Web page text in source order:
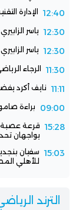
12:40 الإدارة
12:30 ياسر
12:30 ياسر
11:30 الرجاء
11:11 نايف أكرد
09:00 براءة
15:28 قرعة عصبة
يواجهان
15:03 سفيان
للأهلي
الترند